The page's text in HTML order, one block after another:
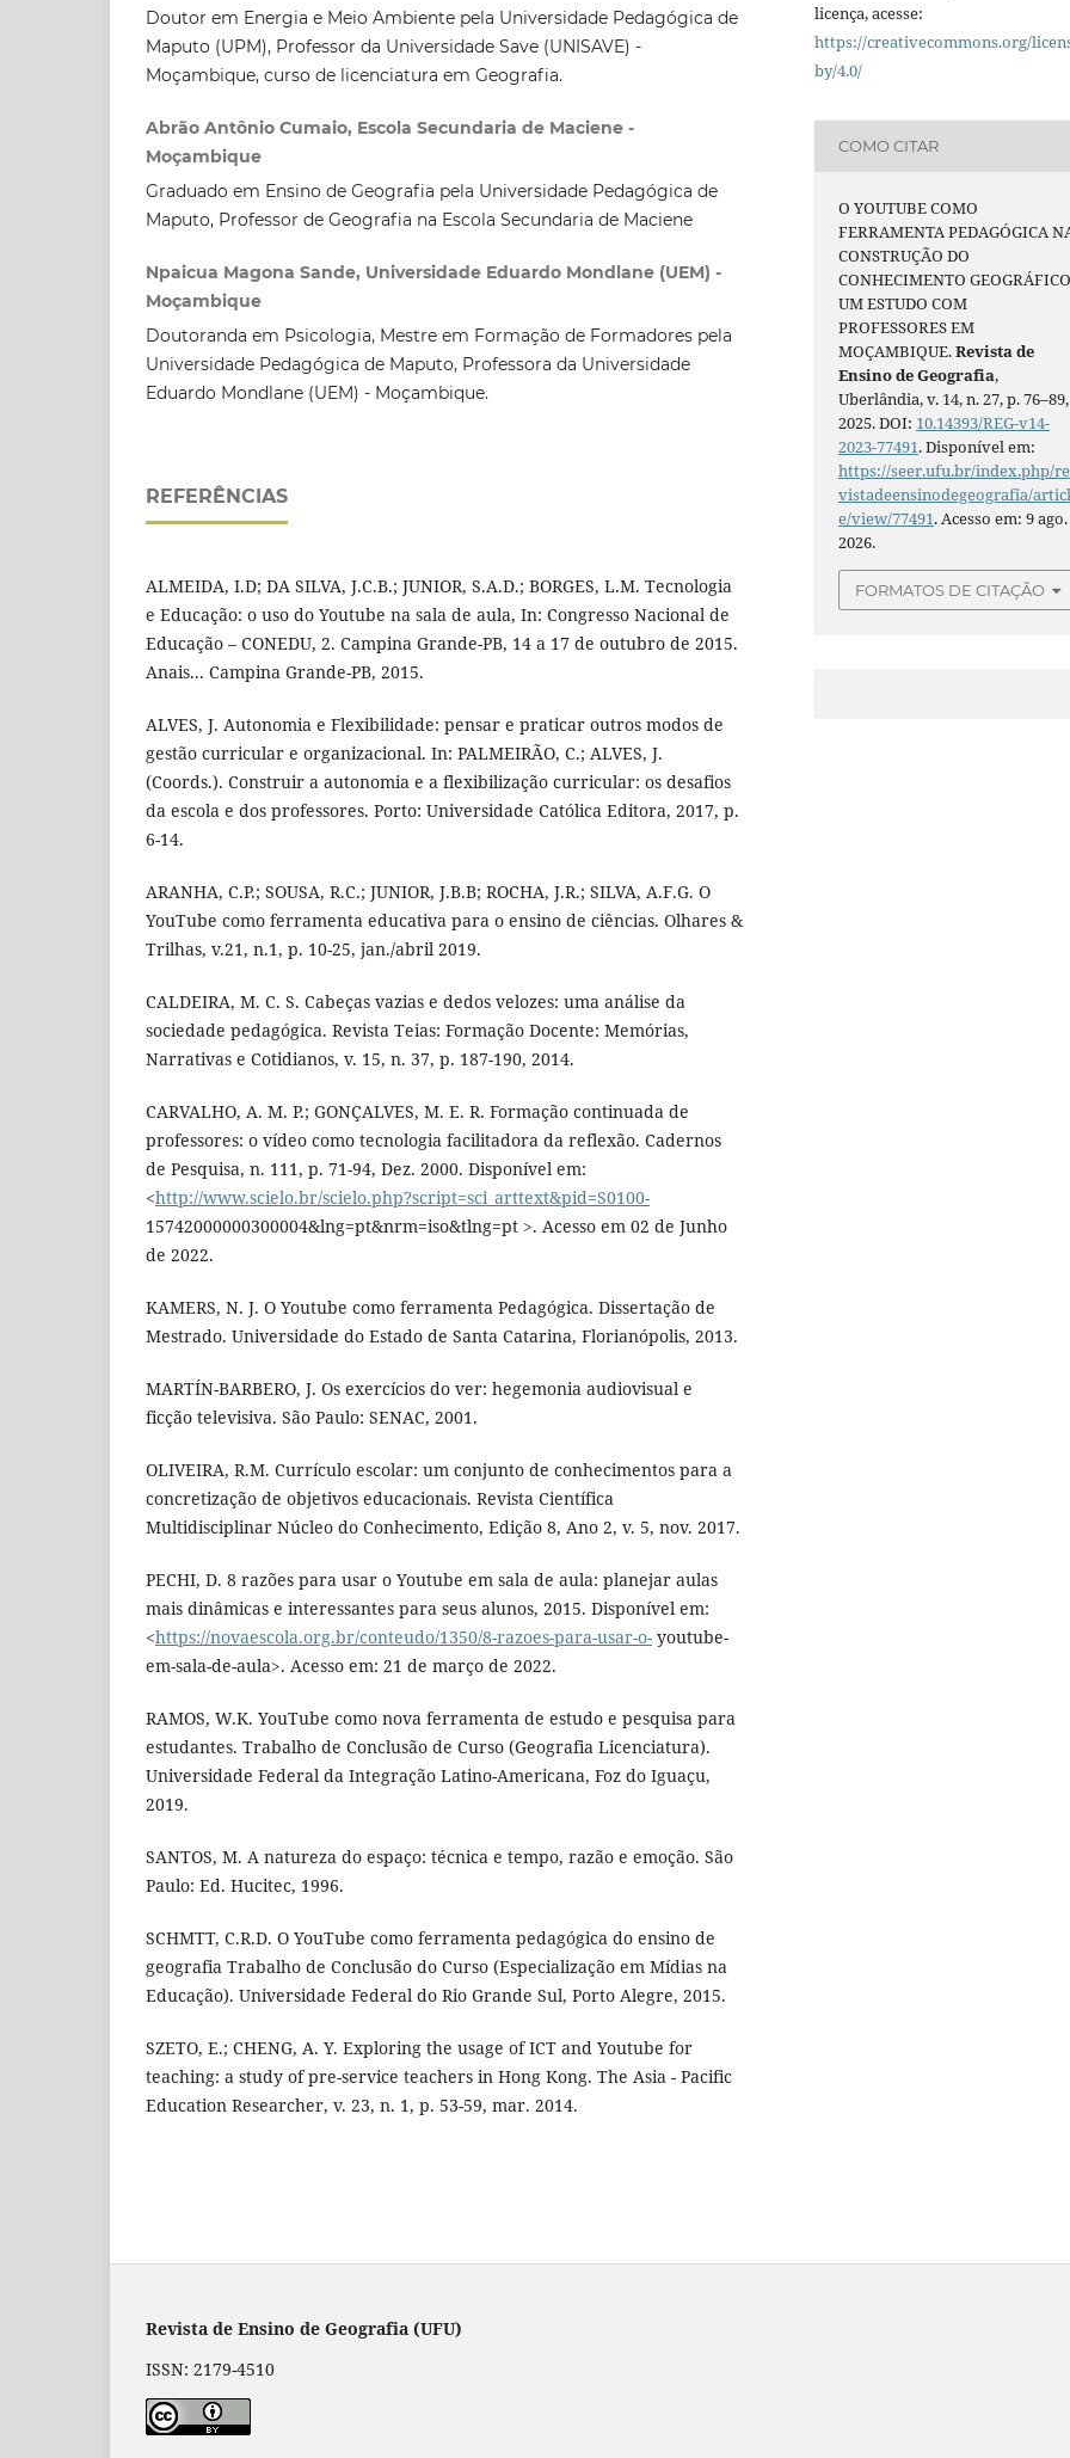
Doutor em Energia e Meio Ambiente pela Universidade Pedagógica de
Maputo (UPM), Professor da Universidade Save (UNISAVE) -
Moçambique, curso de licenciatura em Geografia.
Abrão Antônio Cumaio, Escola Secundaria de Maciene -
Moçambique
Graduado em Ensino de Geografia pela Universidade Pedagógica de
Maputo, Professor de Geografia na Escola Secundaria de Maciene
Npaicua Magona Sande, Universidade Eduardo Mondlane (UEM) -
Moçambique
Doutoranda em Psicologia, Mestre em Formação de Formadores pela
Universidade Pedagógica de Maputo, Professora da Universidade
Eduardo Mondlane (UEM) - Moçambique.
REFERÊNCIAS
ALMEIDA, I.D; DA SILVA, J.C.B.; JUNIOR, S.A.D.; BORGES, L.M. Tecnologia
e Educação: o uso do Youtube na sala de aula, In: Congresso Nacional de
Educação – CONEDU, 2. Campina Grande-PB, 14 a 17 de outubro de 2015.
Anais... Campina Grande-PB, 2015.
ALVES, J. Autonomia e Flexibilidade: pensar e praticar outros modos de
gestão curricular e organizacional. In: PALMEIRÃO, C.; ALVES, J.
(Coords.). Construir a autonomia e a flexibilização curricular: os desafios
da escola e dos professores. Porto: Universidade Católica Editora, 2017, p.
6-14.
ARANHA, C.P.; SOUSA, R.C.; JUNIOR, J.B.B; ROCHA, J.R.; SILVA, A.F.G. O
YouTube como ferramenta educativa para o ensino de ciências. Olhares &
Trilhas, v.21, n.1, p. 10-25, jan./abril 2019.
CALDEIRA, M. C. S. Cabeças vazias e dedos velozes: uma análise da
sociedade pedagógica. Revista Teias: Formação Docente: Memórias,
Narrativas e Cotidianos, v. 15, n. 37, p. 187-190, 2014.
CARVALHO, A. M. P.; GONÇALVES, M. E. R. Formação continuada de
professores: o vídeo como tecnologia facilitadora da reflexão. Cadernos
de Pesquisa, n. 111, p. 71-94, Dez. 2000. Disponível em:
<http://www.scielo.br/scielo.php?script=sci_arttext&pid=S0100-
15742000000300004&lng=pt&nrm=iso&tlng=pt >. Acesso em 02 de Junho
de 2022.
KAMERS, N. J. O Youtube como ferramenta Pedagógica. Dissertação de
Mestrado. Universidade do Estado de Santa Catarina, Florianópolis, 2013.
MARTÍN-BARBERO, J. Os exercícios do ver: hegemonia audiovisual e
ficção televisiva. São Paulo: SENAC, 2001.
OLIVEIRA, R.M. Currículo escolar: um conjunto de conhecimentos para a
concretização de objetivos educacionais. Revista Científica
Multidisciplinar Núcleo do Conhecimento, Edição 8, Ano 2, v. 5, nov. 2017.
PECHI, D. 8 razões para usar o Youtube em sala de aula: planejar aulas
mais dinâmicas e interessantes para seus alunos, 2015. Disponível em:
<https://novaescola.org.br/conteudo/1350/8-razoes-para-usar-o- youtube-
em-sala-de-aula>. Acesso em: 21 de março de 2022.
RAMOS, W.K. YouTube como nova ferramenta de estudo e pesquisa para
estudantes. Trabalho de Conclusão de Curso (Geografia Licenciatura).
Universidade Federal da Integração Latino-Americana, Foz do Iguaçu,
2019.
SANTOS, M. A natureza do espaço: técnica e tempo, razão e emoção. São
Paulo: Ed. Hucitec, 1996.
SCHMTT, C.R.D. O YouTube como ferramenta pedagógica do ensino de
geografia Trabalho de Conclusão do Curso (Especialização em Mídias na
Educação). Universidade Federal do Rio Grande Sul, Porto Alegre, 2015.
SZETO, E.; CHENG, A. Y. Exploring the usage of ICT and Youtube for
teaching: a study of pre-service teachers in Hong Kong. The Asia - Pacific
Education Researcher, v. 23, n. 1, p. 53-59, mar. 2014.
licença, acesse:
https://creativecommons.org/
by/4.0/
COMO CITAR
O YOUTUBE COMO
FERRAMENTA PEDAGÓGICA
CONSTRUÇÃO DO
CONHECIMENTO
UM ESTUDO COM
PROFESSORES EM
MOÇAMBIQUE.Revista de
Ensino de Geografia,
Uberlândia, v. 14, n. 27, p. 76–89,
2025. DOI: 10.14393/REG-v14-
2023-77491. Disponível em:
https://seer.ufu.br/index.php/re
vistadeensinodegeografia/
e/view/77491. Acesso em: 9 ago.
2026.
FORMATOS DE CITAÇÃO
Revista de Ensino de Geografia (UFU)
ISSN: 2179-4510